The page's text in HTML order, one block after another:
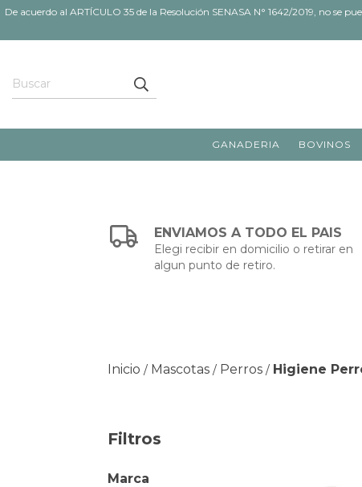
De acuerdo al ARTÍCULO 35 de la Resolución SENASA N° 1642/2019, no
GANADERIA BOVINOS
ENVIAMOS A TODO EL PAIS
Elegi recibir en domicilio o retirar en
algun punto de retiro.
Inicio / Mascotas / Perros / Higiene
Filtros
Marca